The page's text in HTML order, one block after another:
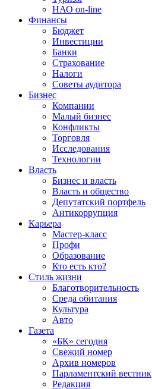
НАО on-line
Финансы
Бюджет
Инвестиции
Банки
Страхование
Налоги
Советы аудитора
Бизнес
Компании
Малый бизнес
Конфликты
Торговля
Исследования
Технологии
Власть
Бизнес и власть
Власть и общество
Депутатский портфель
Антикоррупция
Карьера
Мастер-класс
Профи
Образование
Кто есть кто?
Стиль жизни
Благотворительность
Среда обитания
Культура
Авто
Газета
«БК» сегодня
Свежий номер
Архив номеров
Парламентский вестник
Редакция